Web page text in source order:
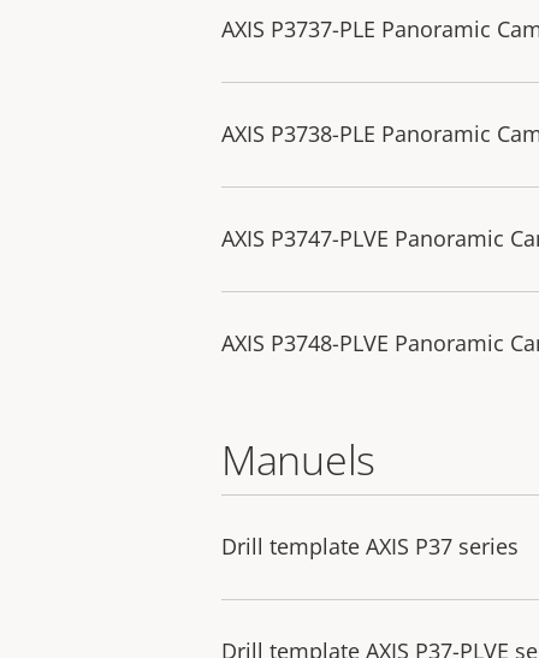
AXIS P3737-PLE Panoramic
AXIS P3738-PLE Panoramic
AXIS P3747-PLVE Panoramic
AXIS P3748-PLVE Panoramic
Manuels
Drill template AXIS P37 series
Drill template AXIS P37-PLVE